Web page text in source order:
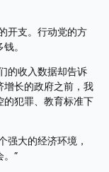
开支。行动党的方
。
的收入数据却告诉
增长的政府之前，我
犯罪、教育标准下
强大的经济环境，
”